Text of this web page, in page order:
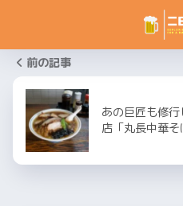
前の記事
あの巨匠も修
店「丸長中華そ